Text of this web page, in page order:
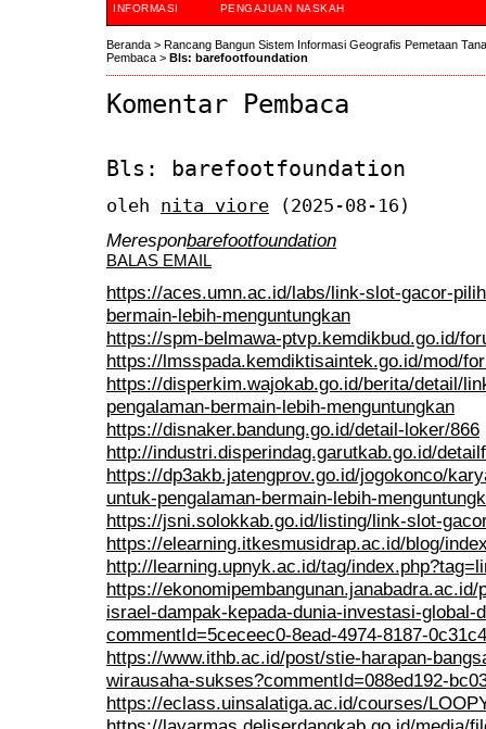
INFORMASI
PENGAJUAN NASKAH
Beranda > Rancang Bangun Sistem Informasi Geografis Pemetaan
Pembaca > Bls: barefootfoundation
Komentar Pembaca
Bls: barefootfoundation
oleh nita viore (2025-08-16)
Meresponbarefootfoundation
BALAS EMAIL
https://aces.umn.ac.id/labs/link-slot-gacor-
bermain-lebih-menguntungkan
https://spm-belmawa-ptvp.kemdikbud.go.id/
https://lmsspada.kemdiktisaintek.go.id/mod/
https://disperkim.wajokab.go.id/berita/detail/
pengalaman-bermain-lebih-menguntungkan
https://disnaker.bandung.go.id/detail-loker/866
http://industri.disperindag.garutkab.go.id/
https://dp3akb.jatengprov.go.id/jogokonco/
untuk-pengalaman-bermain-lebih-
https://jsni.solokkab.go.id/listing/link-slot-
https://elearning.itkesmusidrap.ac.id/blog/
http://learning.upnyk.ac.id/tag/
https://
israel-dampak-kepada-dunia-investasi-global-
commentId=5ceceec0-8ead-4974-8187-
https://www.ithb.ac.id/post/stie-harapan-
wirausaha-sukses?commentId=088ed192-
https://eclass.uinsalatiga.ac.id/courses/